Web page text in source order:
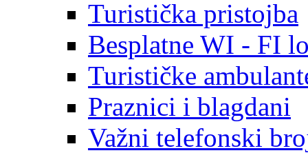
Turistička pristojba
Besplatne WI - FI
Turističke
Praznici i blagdani
Važni telefonski